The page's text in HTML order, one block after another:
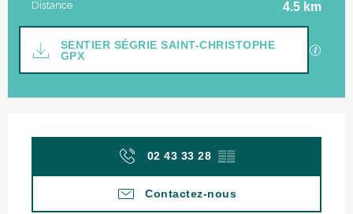
Distance 4.5 km
Documentation
SENTIER SÉGRIE SAINT-CHRISTOPHE
GPX
02 43 33 28 ▒▒
Contactez-nous